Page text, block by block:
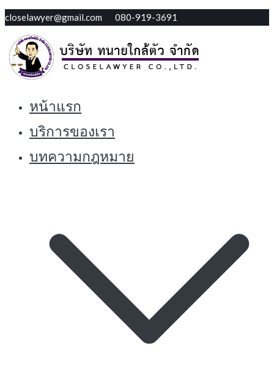
Skip
content
closelawyer@gmail.com 080-919-3691
Closelawyer
ทนายใกล้ตัว รับปรึกษากฏหมายฟรี
หน้าแรก
บริการของเรา
บทความกฎหมาย